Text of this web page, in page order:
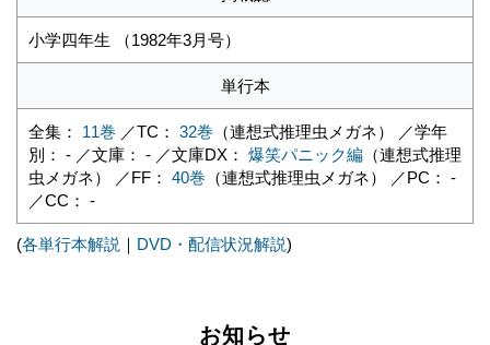
小学四年生 （1982年3月号）
単行本
全集： 11巻 ／TC： 32巻 （連想式推理虫メガネ） ／学年
別： - ／文庫： - ／文庫DX： 爆笑パニック編 （連想式推理
虫メガネ） ／FF： 40巻 （連想式推理虫メガネ） ／PC： -
／CC： -
(各単行本解説 ｜ DVD・配信状況解説)
お知らせ